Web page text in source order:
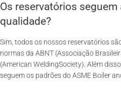
Os reservatórios
qualidade?
Sim, todos os nossos reservatórios
normas da ABNT (Associação
(American WeldingSociety). Além
seguem os padrões do ASME Boiler